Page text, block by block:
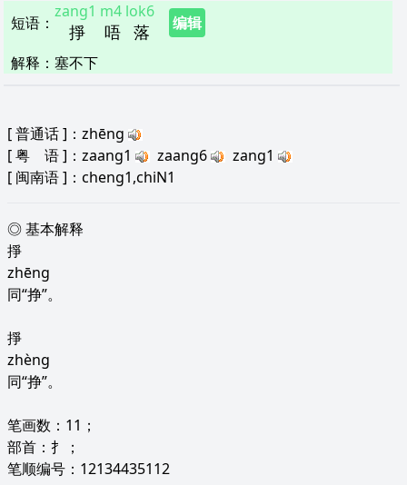
短语 ： 掙
zang1
唔
m4
落
lok6
编辑
解释 ： 塞不下
[普通话]：zhēng
[粤 语]：zaang1 zaang6
zang1
[ 闽南语]：cheng1,chiN1
◎ 基本解释
掙
zhēng
同“挣”。
掙
zhèng
同“挣”。
笔画数：11；
部首：扌；
笔顺编号：12134435112